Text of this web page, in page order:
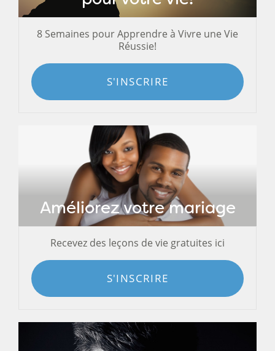
8 Semaines pour Apprendre à Vivre une Vie
Réussie!
S'INSCRIRE
Améliorez votre mariage
Recevez des leçons de vie gratuites ici
S'INSCRIRE